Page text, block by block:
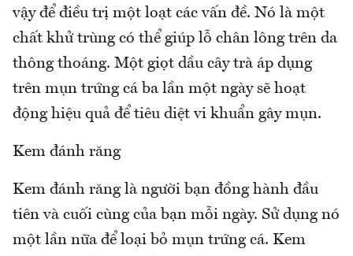
vậy để điều trị một loạt các vấn đề. Nó là một
chất khử trùng có thể giúp lỗ chân lông trên da
thông thoáng. Một giọt dầu cây trà áp dụng
trên mụn trứng cá ba lần một ngày sẽ hoạt
động hiệu quả để tiêu diệt vi khuẩn gây mụn.
Kem đánh răng
Kem đánh răng là người bạn đồng hành đầu
tiên và cuối cùng của bạn mỗi ngày. Sử dụng nó
một lần nữa để loại bỏ mụn trứng cá. Kem